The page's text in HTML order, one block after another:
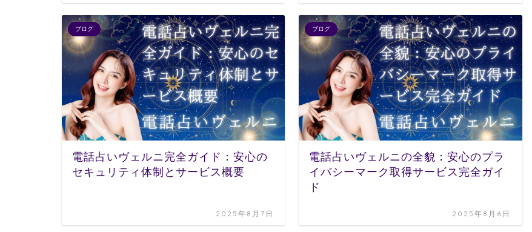
ブログ
電話占いヴェルニ完全ガイド：安心の
セキュリティ体制とサービス概要
2025年8月7日
ブログ
電話占いヴェルニの全貌：安心のプラ
イバシーマーク取得サービス完全ガイ
ド
2025年8月6日